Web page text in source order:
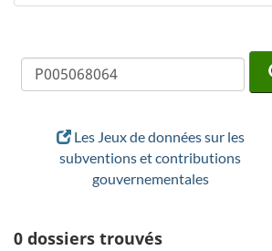
Les Jeux de données sur les
subventions et contributions
gouvernementales
0 dossiers trouvés